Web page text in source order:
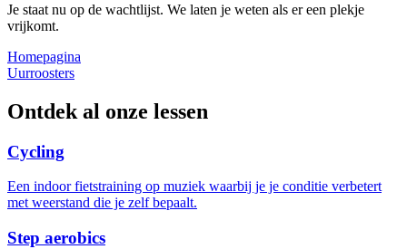
Je staat nu op de wachtlijst. We laten je weten als er een plekje
vrijkomt.
Homepagina
Uurroosters
Ontdek al onze lessen
Cycling
Een indoor fietstraining op muziek waarbij je je conditie verbetert
met weerstand die je zelf bepaalt.
Step aerobics